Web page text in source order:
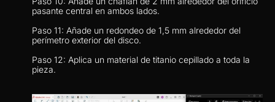
pasante central en ambos lados.
Paso 11: Añade un redondeo de 1,5 mm alrededor del
perímetro exterior del disco.
Paso 12: Aplica un material de titanio cepillado a toda la
pieza.